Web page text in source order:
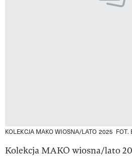
KOLEKCJA MAKO WIOSNA/LATO 2025 FOT.
Kolekcja MAKO wiosna/lato